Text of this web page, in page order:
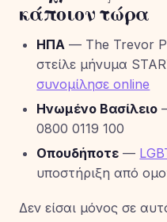
κάποιον τώρα
ΗΠΑ — The Trevor
στείλε μήνυμα
συνομίλησε online
Ηνωμένο Βασίλειο
0800 0119 100
Οπουδήποτε —
υποστήριξη από
Δεν είσαι μόνος σε